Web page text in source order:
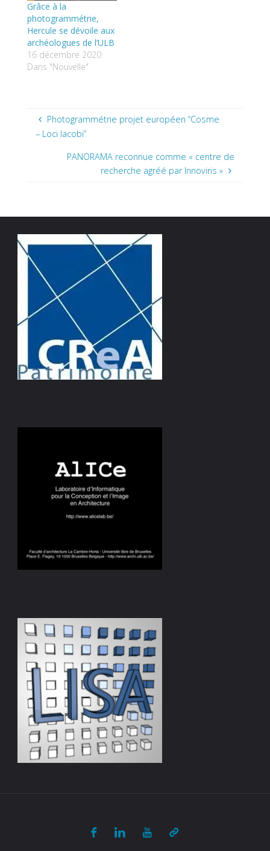
Grâce à la
photogrammétrie,
Hercule se dévoile aux
archéologues de l’ULB
16 décembre 2020
Dans "Nouvelle"
Photogrammétrie projet européen “Cosme
– Loci Iacobi”
PANORAMA reconnue comme « centre de
recherche agréé par Innoviris »